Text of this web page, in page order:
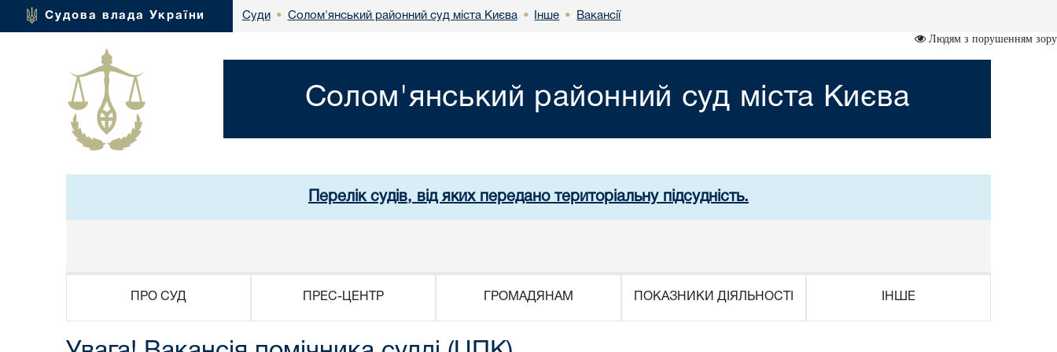
Судова влада України Суди • Солом'янський районний суд міста Києва • Інше • Вакансії
Людям з порушенням зору
Солом'янський районний суд міста Києва
Перелік судів, від яких передано територіальну підсудність.
ПРО СУД ПРЕС-ЦЕНТР ГРОМАДЯНАМ ПОКАЗНИКИ ДІЯЛЬНОСТІ ІНШЕ